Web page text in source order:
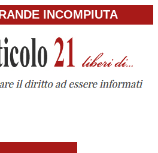
INCOMPIUTA